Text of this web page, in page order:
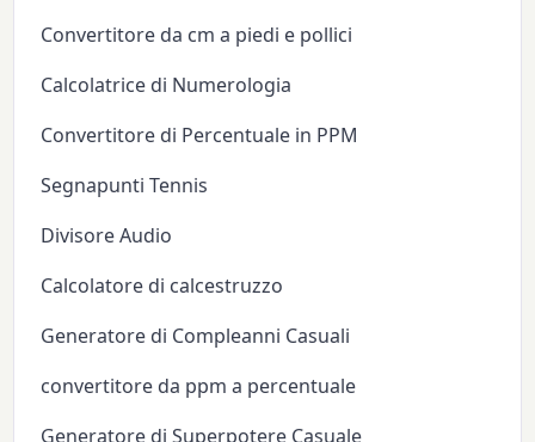
Convertitore da cm a piedi e pollici
Calcolatrice di Numerologia
Convertitore di Percentuale in PPM
Segnapunti Tennis
Divisore Audio
Calcolatore di calcestruzzo
Generatore di Compleanni Casuali
convertitore da ppm a percentuale
Generatore di Superpotere Casuale